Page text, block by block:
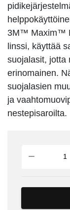
3M™ Maxim™
linssi, käyttää
suojalasit, jotta
erinomainen.
suojalasien
ja
nestepisaroilta.